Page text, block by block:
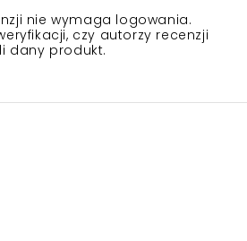
nie wymaga logowania.
czy autorzy recenzji
dany produkt.